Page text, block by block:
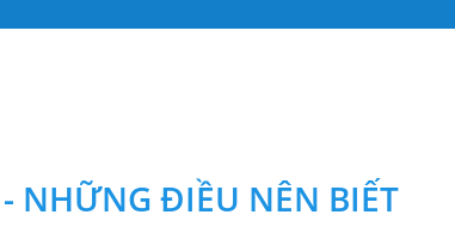
NHỮNG ĐIỀU NÊN BIẾT